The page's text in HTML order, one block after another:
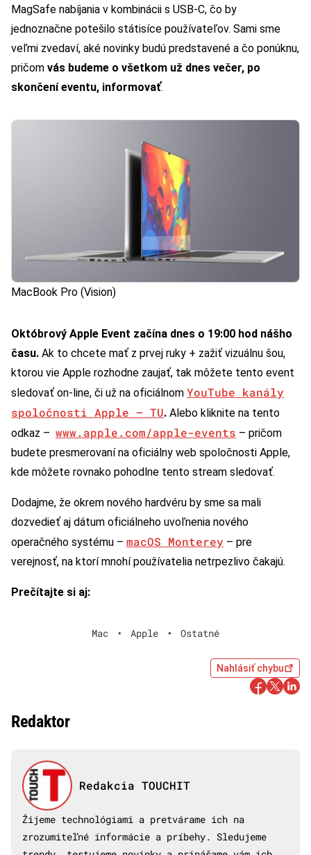
MagSafe nabíjania v kombinácii s USB-C, čo by
jednoznačne potešilo státisíce používateľov. Sami sme
veľmi zvedaví, aké novinky budú predstavené a čo ponúknu,
pričom vás budeme o všetkom už dnes večer, po
skončení eventu, informovať.
MacBook Pro (Vision)
Októbrový Apple Event začína dnes o 19:00 hod nášho
času. Ak to chcete mať z prvej ruky + zažiť vizuálnu šou,
ktorou vie Apple rozhodne zaujať, tak môžete tento event
sledovať on-line, či už na oficiálnom YouTube kanály
spoločnosti Apple – TU. Alebo kliknite na tento
odkaz – www.apple.com/apple-events – pričom
budete presmerovaní na oficiálny web spoločnosti Apple,
kde môžete rovnako pohodlne tento stream sledovať.
Dodajme, že okrem nového hardvéru by sme sa mali
dozvedieť aj dátum oficiálneho uvoľnenia nového
operačného systému – macOS Monterey – pre
verejnosť, na ktorí mnohí používatelia netrpezlivo čakajú.
Prečítajte si aj:
Mac • Apple • Ostatné
Nahlásiť chybu
Redaktor
Redakcia TOUCHIT
Žijeme technológiami a pretvárame ich na
zrozumiteľné informácie a príbehy. Sledujeme